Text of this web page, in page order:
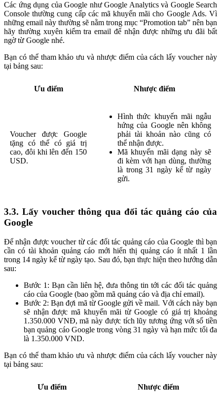
Các ứng dụng của Google như Google Analytics và Google Search
Console thường cung cấp các mã khuyến mãi cho Google Ads. Vì
những email này thường sẽ nằm trong mục “Promotion tab” nên bạn
hãy thường xuyên kiểm tra email để nhận được những ưu đãi bất
ngờ từ Google nhé.
Bạn có thể tham khảo ưu và nhược điểm của cách lấy voucher này
tại bảng sau:
Ưu điểm Nhược điểm
Voucher được Google
tặng có thể có giá trị
cao, đôi khi lên đến 150
USD.
Hình thức khuyến mãi ngẫu
hứng của Google nên không
phải tài khoản nào cũng có
thể nhận được.
Mã khuyến mãi dạng này sẽ
đi kèm với hạn dùng, thường
là trong 31 ngày kể từ ngày
gửi.
3.3. Lấy voucher thông qua đối tác quảng cáo của
Google
Để nhận được voucher từ các đối tác quảng cáo của Google thì bạn
cần có tài khoản quảng cáo mới hiển thị quảng cáo ít nhất 1 lần
trong 14 ngày kể từ ngày tạo. Sau đó, bạn thực hiện theo hướng dẫn
sau:
Bước 1: Bạn cần liên hệ, đưa thông tin tới các đối tác quảng
cáo của Google (bao gồm mã quảng cáo và địa chỉ email).
Bước 2: Bạn đợi mã từ Google gửi về mail. Với cách này bạn
sẽ nhận được mã khuyến mãi từ Google có giá trị khoảng
1.350.000 VNĐ, mã này được tích lũy tương ứng với số tiền
bạn quảng cáo Google trong vòng 31 ngày và hạn mức tối đa
là 1.350.000 VND.
Bạn có thể tham khảo ưu và nhược điểm của cách lấy voucher này
tại bảng sau:
Ưu điểm Nhược điểm